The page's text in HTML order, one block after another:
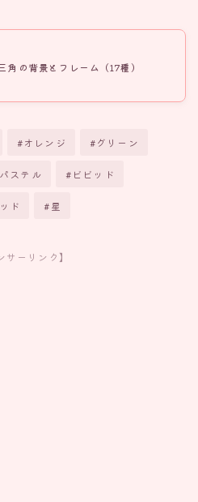
角の背景とフレーム（17種）
#オレンジ #グリーン
ステル #ビビッド
ド #星
サーリンク】